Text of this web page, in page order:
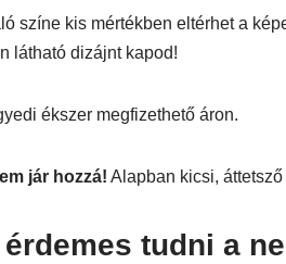
színe kis mértékben eltérhet a
látható dizájnt kapod!
ékszer megfizethető áron.
jár hozzá! Alapban kicsi,
tudni a